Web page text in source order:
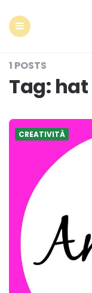
1 POSTS
Tag: hat
CREATIVITÀ